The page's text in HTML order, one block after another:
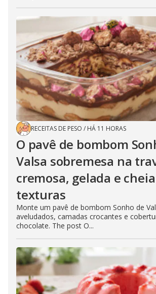
RECEITAS DE PESO / HÁ 11 HORAS
O pavê de bombom
Valsa sobremesa na
cremosa, gelada e
texturas
Monte um pavê de bombom Sonho de
aveludados, camadas crocantes e
chocolate. The post O...